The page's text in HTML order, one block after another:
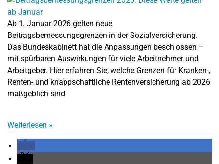
Ab 1. Januar 2026 gelten neue
Beitragsbemessungsgrenzen in der Sozialversicherung.
Das Bundeskabinett hat die Anpassungen beschlossen –
mit spürbaren Auswirkungen für viele Arbeitnehmer und
Arbeitgeber. Hier erfahren Sie, welche Grenzen für Kranken-,
Renten- und knappschaftliche Rentenversicherung ab 2026
maßgeblich sind.
Weiterlesen »